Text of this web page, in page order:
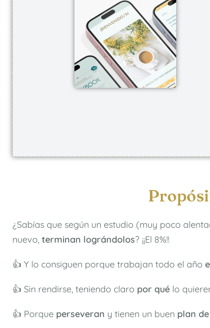
¿Sabías que según un estudio (muy poco
nuevo, terminan lográndolos? ¡¡El 8%!!
👍 Y lo consiguen porque trabajan todo el año
👍 Sin rendirse, teniendo claro por qué lo
👍 Porque perseveran y tienen un buen plan